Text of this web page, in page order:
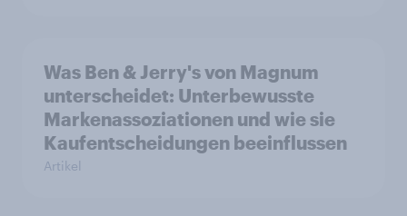
Was Ben & Jerry's von Magnum
unterscheidet: Unterbewusste
Markenassoziationen und wie sie
Kaufentscheidungen beeinflussen
Artikel